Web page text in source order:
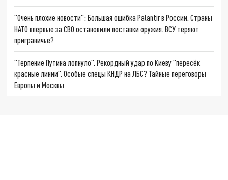
"Очень плохие новости": Большая ошибка Palantir в России. Страны
НАТО впервые за СВО остановили поставки оружия. ВСУ теряют
приграничье?
"Терпение Путина лопнуло". Рекордный удар по Киеву "пересёк
красные линии". Особые спецы КНДР на ЛБС? Тайные переговоры
Европы и Москвы